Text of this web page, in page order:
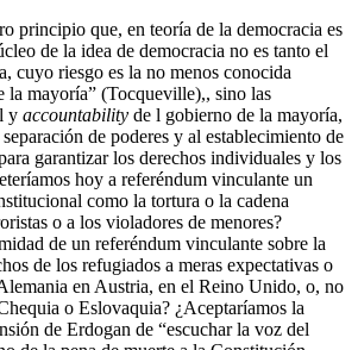
principio que, en teoría de la democracia es
de la idea de democracia no es tanto el
cuyo riesgo es la no menos conocida
la mayoría” (Tocqueville),, sino las
y accountability de l gobierno de la mayoría,
de poderes y al establecimiento de
garantizar los derechos individuales y los
hoy a referéndum vinculante un
como la tortura o la cadena
o a los violadores de menores?
de un referéndum vinculante sobre la
de los refugiados a meras expectativas o
en Austria, en el Reino Unido, o, no
o Eslovaquia? ¿Aceptaríamos la
de Erdogan de “escuchar la voz del